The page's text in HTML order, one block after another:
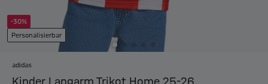
-30%
Personalisierbar
adidas